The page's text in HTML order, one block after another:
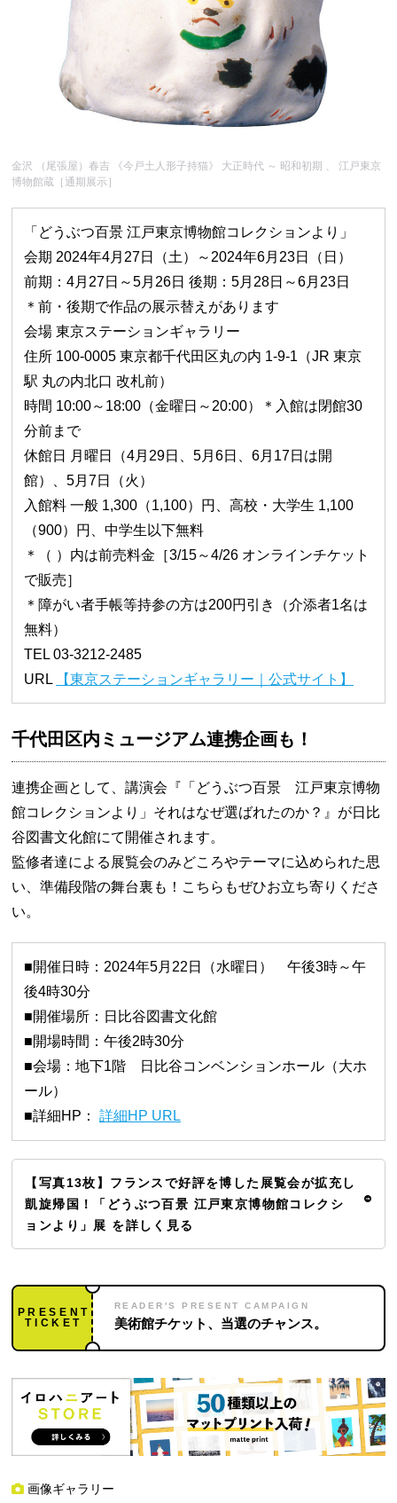
金沢 （尾張屋）春吉 《今戸土人形子持猫》 大正時代 ～ 昭和初期 、 江戸東京
博物館蔵［通期展示］
「どうぶつ百景 江戸東京博物館コレクションより」
会期 2024年4月27日（土）～2024年6月23日（日）
前期：4月27日～5月26日 後期：5月28日～6月23日
＊前・後期で作品の展示替えがあります
会場 東京ステーションギャラリー
住所 100-0005 東京都千代田区丸の内 1-9-1（JR 東京
駅 丸の内北口 改札前）
時間 10:00～18:00（金曜日～20:00）＊入館は閉館30
分前まで
休館日 月曜日（4月29日、5月6日、6月17日は開
館）、5月7日（火）
入館料 一般 1,300（1,100）円、高校・大学生 1,100
（900）円、中学生以下無料
＊（ ）内は前売料金［3/15～4/26 オンラインチケット
で販売］
＊障がい者手帳等持参の方は200円引き（介添者1名は
無料）
TEL 03-3212-2485
URL
【東京ステーションギャラリー｜公式サイト】
千代田区内ミュージアム連携企画も！
連携企画として、講演会『「どうぶつ百景 江戸東京博物
館コレクションより」それはなぜ選ばれたのか？』が日比
谷図書文化館にて開催されます。
監修者達による展覧会のみどころやテーマに込められた思
い、準備段階の舞台裏も！こちらもぜひお立ち寄りくださ
い。
■開催日時：2024年5月22日（水曜日） 午後3時～午
後4時30分
■開催場所：日比谷図書文化館
■開場時間：午後2時30分
■会場：地下1階 日比谷コンベンションホール（大ホ
ール）
■詳細HP：詳細HP URL
【写真13枚】フランスで好評を博した展覧会が拡充し
凱旋帰国！「どうぶつ百景 江戸東京博物館コレクシ
ョンより」展 を詳しく見る
PRESENT
TICKET
READER'S PRESENT CAMPAIGN
美術館チケット、当選のチャンス。
画像ギャラリー